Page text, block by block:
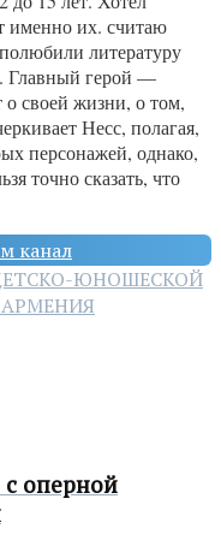
именно их. считаю
литературу
Главный герой —
о своей жизни, о том,
Несс, полагая,
персонажей, однако,
точно сказать, что
канал
ЮНОШЕСКОЙ
с оперной